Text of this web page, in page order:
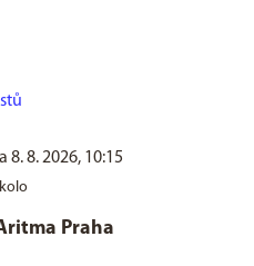
8. 8. 2026, 10:15
Praha